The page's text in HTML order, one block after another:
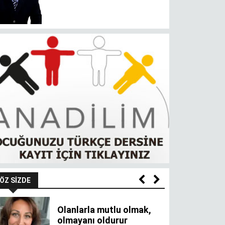
SIZDE
Olanlarla mutlu olmak,
olmayanı oldurur